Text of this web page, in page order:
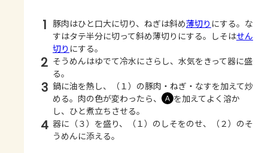
1 豚肉はひと口大に切り、ねぎは斜め薄切り にする。な
すはタテ半分に切って斜め薄切りにする。しそはせん
切り にする。
2 そうめんはゆでて冷水にさらし、水気をきって器に盛
る。
3 鍋に油を熱し、（１）の豚肉・ねぎ・なすを加えて炒
める。肉の色が変わったら、
Ａ を加えてよく溶か
し、ひと煮立ちさせる。
4 器に（３）を盛り、（１）のしそをのせ、（２）のそ
うめんに添える。